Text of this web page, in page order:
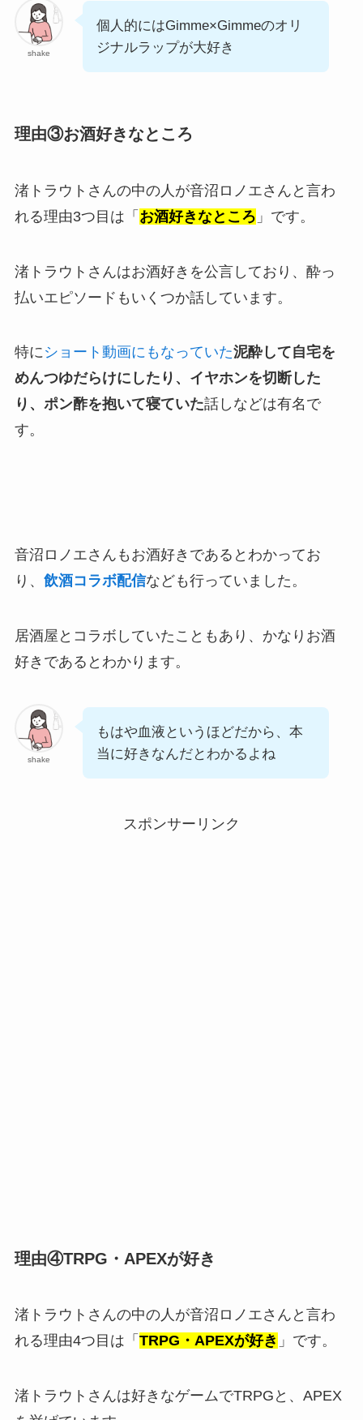
shake
個人的にはGimme×Gimmeのオリ
ジナルラップが大好き
理由③お酒好きなところ
渚トラウトさんの中の人が音沼ロノエさんと言わ
れる理由3つ目は「 お酒好きなところ 」です。
渚トラウトさんはお酒好きを公言しており、酔っ
払いエピソードもいくつか話しています。
特にショート動画にもなっていた泥酔して自宅を
めんつゆだらけにしたり、イヤホンを切断した
り、ポン酢を抱いて寝ていた話しなどは有名で
す。
音沼ロノエさんもお酒好きであるとわかってお
り、 飲酒コラボ配信なども行っていました。
居酒屋とコラボしていたこともあり、かなりお酒
好きであるとわかります。
shake
もはや血液というほどだから、本
当に好きなんだとわかるよね
スポンサーリンク
理由④TRPG・APEXが好き
渚トラウトさんの中の人が音沼ロノエさんと言わ
れる理由4つ目は「 TRPG・APEXが好き 」です。
渚トラウトさんは好きなゲームでTRPGと、APEX